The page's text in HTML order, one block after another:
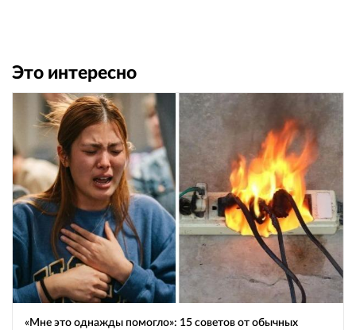
Это интересно
«Мне это однажды помогло»: 15 советов от обычных